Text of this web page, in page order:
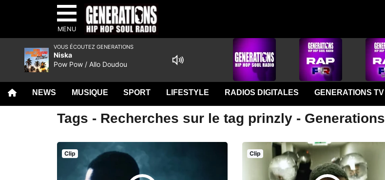
MENU
NEWS MUSIQUE SPORT LIFESTYLE RADIOS DIGITALES GENERATIONS TV
Tags - Recherches sur le tag prinzly - Generations
Clip Clip
VOUS ÉCOUTEZ GENERATIONS
Niska
Pow Pow / Allo Doudou